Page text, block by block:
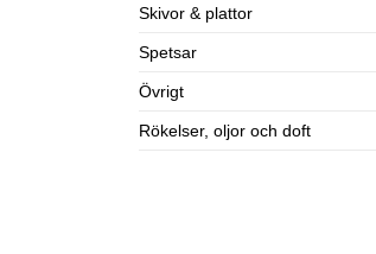
Skivor & plattor
Spetsar
Övrigt
Rökelser, oljor och doft